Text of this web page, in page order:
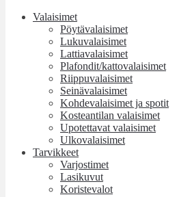
Valaisimet
Pöytävalaisimet
Lukuvalaisimet
Lattiavalaisimet
Plafondit/kattovalaisimet
Riippuvalaisimet
Seinävalaisimet
Kohdevalaisimet ja spotit
Kosteantilan valaisimet
Upotettavat valaisimet
Ulkovalaisimet
Tarvikkeet
Varjostimet
Lasikuvut
Koristevalot